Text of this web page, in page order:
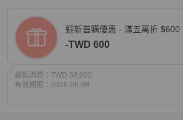
迎新首購優惠 - 滿五萬折 $600
-TWD 600
最低消費： TWD 50,000
有效期限： 2026-09-08